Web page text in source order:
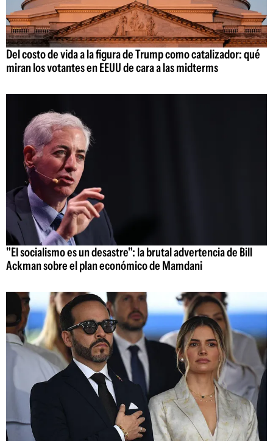
Del costo de vida a la figura de Trump como catalizador: qué
miran los votantes en EEUU de cara a las midterms
"El socialismo es un desastre": la brutal advertencia de Bill
Ackman sobre el plan económico de Mamdani